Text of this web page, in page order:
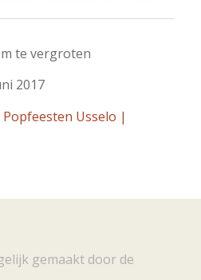
te vergroten
2017
Popfeesten Usselo |
gemaakt door de